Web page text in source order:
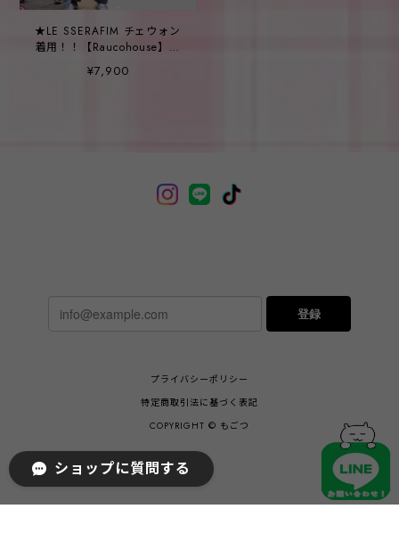
★LE SSERAFIM チェウォン
着用！！【Raucohouse】グ
レー ブラシ デストロイド
ワイド デニム パンツ
¥7,900
登録
プライバシーポリシー
特定商取引法に基づく表記
COPYRIGHT © もごつ
ショップに質問する